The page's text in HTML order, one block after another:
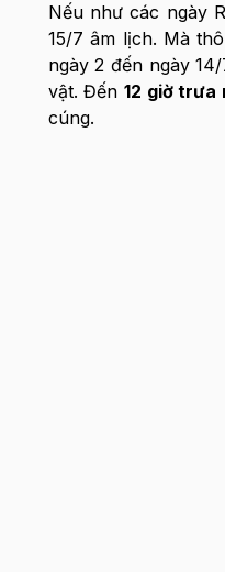
Nếu như các ngày
15/7 âm lịch. Mà
ngày 2 đến ngày
vật. Đến12 giờ trưa
cúng.